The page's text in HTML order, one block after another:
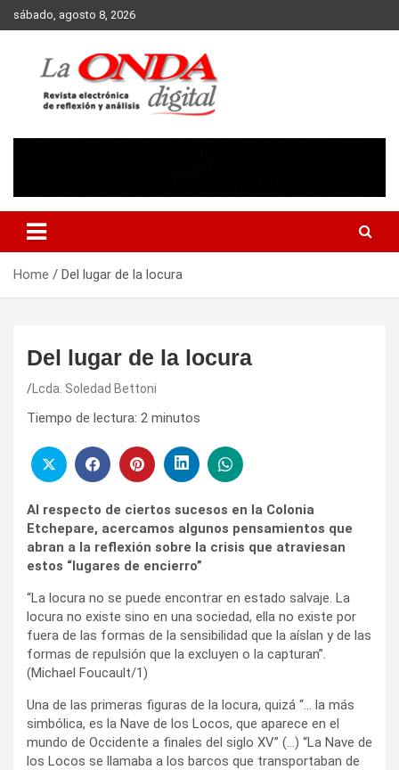
Skip
to
sábado, agosto 8, 2026
Home Del lugar de la locura
Del lugar de la locura
Lcda. Soledad Bettoni
Tiempo de lectura: 2 minutos
Al respecto de ciertos sucesos en la Colonia
Etchepare, acercamos algunos pensamientos que
abran a la reflexión sobre la crisis que atraviesan
estos “lugares de encierro”
“La locura no se puede encontrar en estado salvaje. La
locura no existe sino en una sociedad, ella no existe por
fuera de las formas de la sensibilidad que la aíslan y de las
formas de repulsión que la excluyen o la capturan”.
(Michael Foucault/1)
Una de las primeras figuras de la locura, quizá “… la más
simbólica, es la Nave de los Locos, que aparece en el
mundo de Occidente a finales del siglo XV” (…) “La Nave de
los Locos se llamaba a los barcos que transportaban de